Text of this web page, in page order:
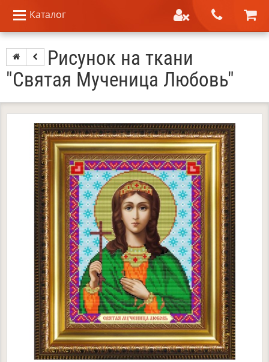
Каталог
Рисунок на ткани
"Святая Мученица Любовь"